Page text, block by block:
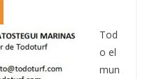
Tod
o el
mun